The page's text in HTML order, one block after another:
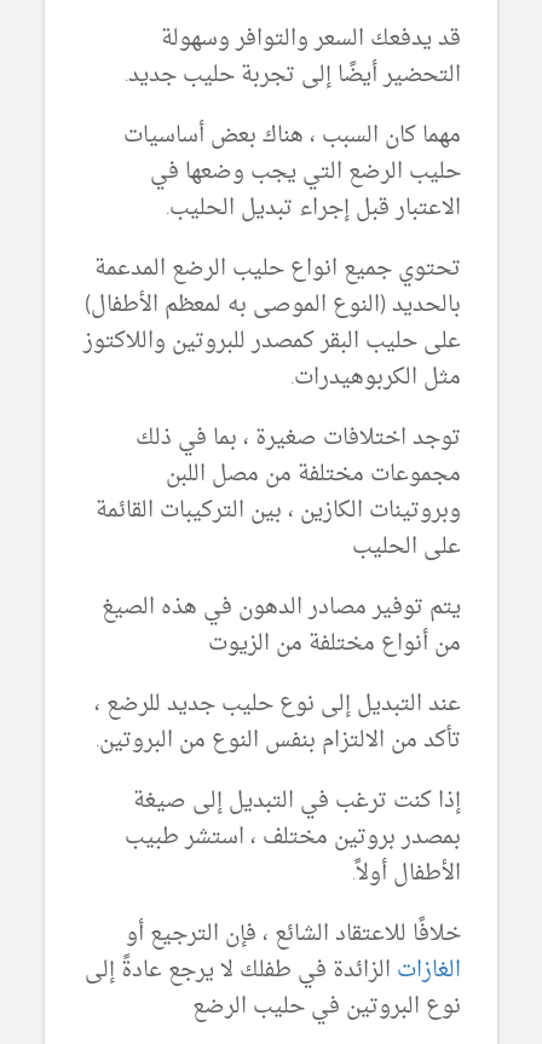
قد يدفعك السعر والتوافر وسهولة
التحضير أيضًا إلى تجربة حليب جديد.
مهما كان السبب ، هناك بعض أساسيات
حليب الرضع التي يجب وضعها في
الاعتبار قبل إجراء تبديل الحليب.
تحتوي جميع انواع حليب الرضع المدعمة
بالحديد (النوع الموصى به لمعظم الأطفال)
على حليب البقر كمصدر للبروتين واللاكتوز
مثل الكربوهيدرات.
توجد اختلافات صغيرة ، بما في ذلك
مجموعات مختلفة من مصل اللبن
وبروتينات الكازين ، بين التركيبات القائمة
على الحليب
يتم توفير مصادر الدهون في هذه الصيغ
من أنواع مختلفة من الزيوت
عند التبديل إلى نوع حليب جديد للرضع ،
تأكد من الالتزام بنفس النوع من البروتين.
إذا كنت ترغب في التبديل إلى صيغة
بمصدر بروتين مختلف ، استشر طبيب
الأطفال أولاً.
خلافًا للاعتقاد الشائع ، فإن الترجيع أو
الغازات الزائدة في طفلك لا يرجع عادةً إلى
نوع البروتين في حليب الرضع